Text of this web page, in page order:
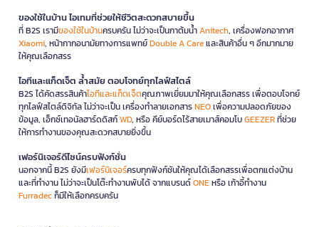
ของใช้ในบ้าน ไอเทมที่ช่วยให้ชีวิตสะดวกสบายขึ้น
ที่ B2S เรามีของใช้ในบ้านครบครัน ไม่ว่าจะเป็นกาต้มน้ำAnitech, เครื่องฟอกอากาศ
Xiaomi, หน้ากากอนามัยทางการแพทย์Double A Careและสินค้าอื่น ๆ อีกมากมาย
ให้คุณเลือกสรร
ไอทีและแก็ดเจ็ต ล้ำสมัย ตอบโจทย์ทุกไลฟ์สไตล์
B2S ได้คัดสรรสินค้าไอทีและแก็ดเจ็ตคุณภาพเยี่ยมมาให้คุณเลือกสรร เพื่อตอบโจทย์
ทุกไลฟ์สไตล์ดิจิทัล ไม่ว่าจะเป็น เครื่องทำลายเอกสารNEOเพื่อความปลอดภัยของ
ข้อมูล, เอ็กซ์เทอนัลฮาร์ดดิสก์WD, หรือ คีย์บอร์ดไร้สายเมาส์คอมโบGEEZERที่ช่วย
ให้การทำงานของคุณสะดวกสบายยิ่งขึ้น
เฟอร์นิเจอร์ดีไซน์ครบฟังก์ชั่น
นอกจากนี้ B2S ยังมีเฟอร์นิเจอร์ครบทุกฟังก์ชันให้คุณได้เลือกสรรเพื่อตกแต่งบ้าน
และที่ทำงาน ไม่ว่าจะเป็นโต๊ะทำงานพับได้ จากแบรนด์ONEหรือ เก้าอี้ทำงาน
Furradecก็มีให้เลือกครบครัน